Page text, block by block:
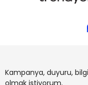
Kampanya, duyuru,
olmak istiyorum.